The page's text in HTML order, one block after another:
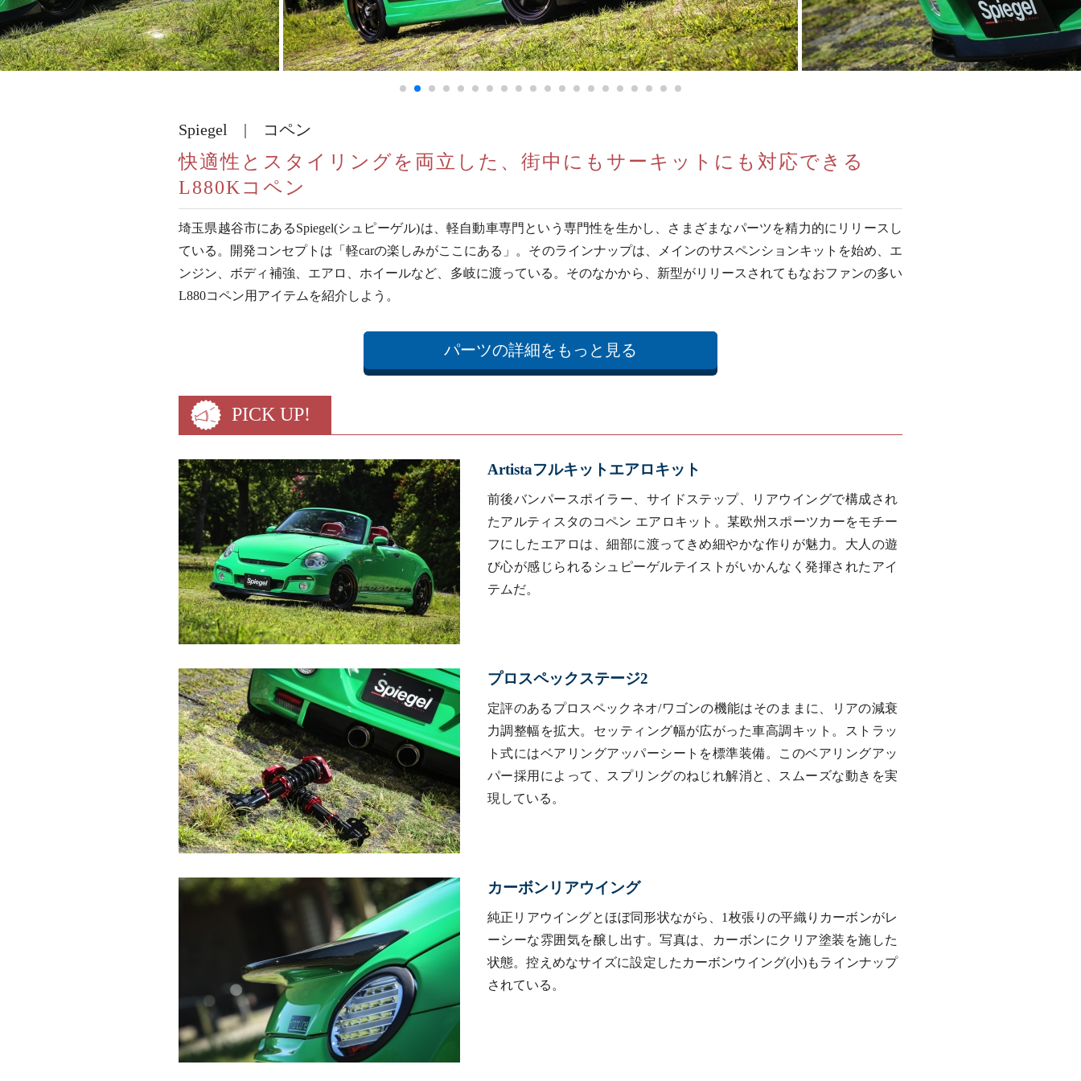
Spiegel | コペン
快適性とスタイリングを両立した、街中にもサーキットにも対応できる
L880Kコペン
埼玉県越谷市にあるSpiegel(シュピーゲル)は、軽自動車専門という専門性を生かし、さまざまなパーツを精力的にリリースし
ている。開発コンセプトは「軽carの楽しみがここにある」。そのラインナップは、メインのサスペンションキットを始め、エ
ンジン、ボディ補強、エアロ、ホイールなど、多岐に渡っている。そのなかから、新型がリリースされてもなおファンの多い
L880コペン用アイテムを紹介しよう。
パーツの詳細をもっと見る
PICK UP!
Artistaフルキットエアロキット
前後バンパースポイラー、サイドステップ、リアウイングで構成され
たアルティスタのコペン エアロキット。某欧州スポーツカーをモチー
フにしたエアロは、細部に渡ってきめ細やかな作りが魅力。大人の遊
び心が感じられるシュピーゲルテイストがいかんなく発揮されたアイ
テムだ。
プロスペックステージ2
定評のあるプロスペックネオ/ワゴンの機能はそのままに、リアの減衰
力調整幅を拡大。セッティング幅が広がった車高調キット。ストラッ
ト式にはベアリングアッパーシートを標準装備。このベアリングアッ
パー採用によって、スプリングのねじれ解消と、スムーズな動きを実
現している。
カーボンリアウイング
純正リアウイングとほぼ同形状ながら、1枚張りの平織りカーボンがレ
ーシーな雰囲気を醸し出す。写真は、カーボンにクリア塗装を施した
状態。控えめなサイズに設定したカーボンウイング(小)もラインナップ
されている。